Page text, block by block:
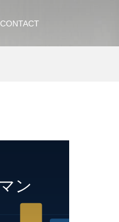
CONTACT
ン